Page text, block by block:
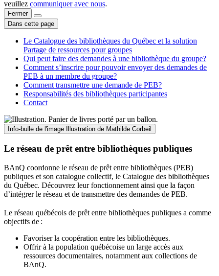
veuillez communiquer avec nous.
Fermer
Dans cette page
Le Catalogue des bibliothèques du Québec et la solution
Partage de ressources pour groupes
Qui peut faire des demandes à une bibliothèque du groupe?
Comment s’inscrire pour pouvoir envoyer des demandes de
PEB à un membre du groupe?
Comment transmettre une demande de PEB?
Responsabilités des bibliothèques participantes
Contact
Info-bulle de l'image Illustration de Mathilde Corbeil
Le réseau de prêt entre bibliothèques publiques
BAnQ coordonne le réseau de prêt entre bibliothèques (PEB)
publiques et son catalogue collectif, le Catalogue des bibliothèques
du Québec. Découvrez leur fonctionnement ainsi que la façon
d’intégrer le réseau et de transmettre des demandes de PEB.
Le réseau québécois de prêt entre bibliothèques publiques a comme
objectifs de :
Favoriser la coopération entre les bibliothèques.
Offrir à la population québécoise un large accès aux
ressources documentaires, notamment aux collections de
BAnQ.